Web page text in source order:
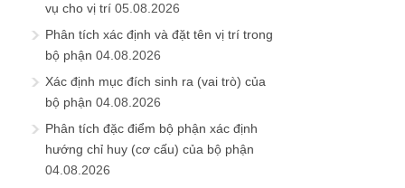
vụ cho vị trí 05.08.2026
Phân tích xác định và đặt tên vị trí trong
bộ phận 04.08.2026
Xác định mục đích sinh ra (vai trò) của
bộ phận 04.08.2026
Phân tích đặc điểm bộ phận xác định
hướng chỉ huy (cơ cấu) của bộ phận
04.08.2026